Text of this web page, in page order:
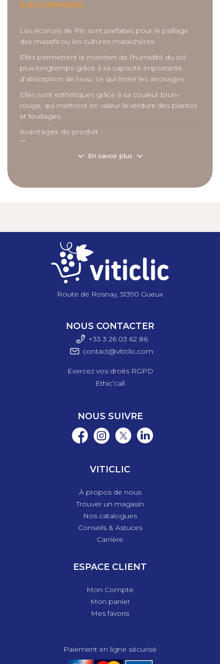
SUR COMMANDE
Les écorces de Pin sont parfaites pour le paillage
des massifs ou les cultures maraichères.
Elles permettent le maintien de l'humidité du sol
plus longtemps grâce à sa capacité importante
d'absorption de l'eau, ce qui limite les arrosages.
Elles sont esthétiques grâce à sa couleur brun-
rouge, qui mettront en valeur la verdure des plantes
et feuillages.
Avantages du produit :
(minimum 5 cm épaisseur)
Description
détaillée
...
En savoir plus
Route de Rosnay, 51390 Gueux
NOUS CONTACTER
+33 3 26 03 62 86
contact@viticlic.com
Exercez vos droits RGPD
Ethic’call
NOUS SUIVRE
VITICLIC
À propos de nous
Trouver un magasin
Nos catalogues
Conseils & Astuces
Carrière
ESPACE CLIENT
Mon Compte
Mon panier
Mes favoris
Paiement en ligne sécurisé